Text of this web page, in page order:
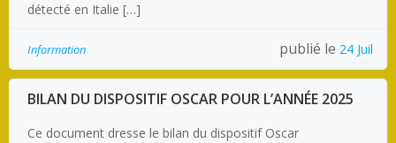
détecté en Italie […]
Information publié le 24 Juil
BILAN DU DISPOSITIF OSCAR POUR L’ANNÉE 2025
Ce document dresse le bilan du dispositif Oscar